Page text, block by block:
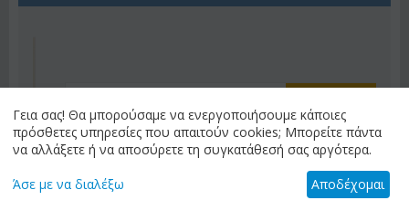
Γεια σας! Θα μπορούσαμε να ενεργοποιήσουμε κάποιες
πρόσθετες υπηρεσίες που απαιτούν cookies; Μπορείτε πάντα
να αλλάξετε ή να αποσύρετε τη συγκατάθεσή σας αργότερα.
Άσε με να διαλέξω Αποδέχομαι